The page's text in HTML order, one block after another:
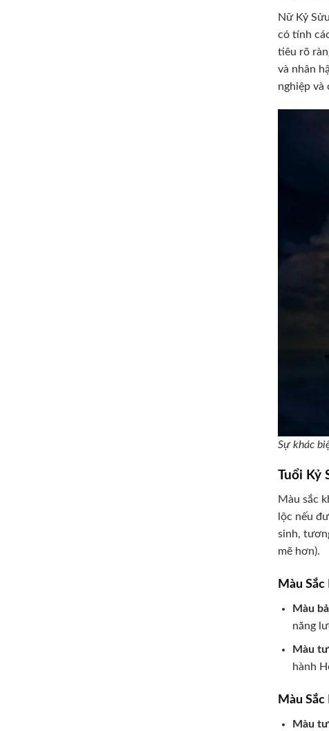
Nữ Kỷ
có tính
tiêu rõ
và nhân
nghiệp và
Sự khác
Tuổi
Màu sắc
lộc nếu
sinh,
mẽ hơn).
Màu
Màu
năng
Màu
hành
Màu
Màu